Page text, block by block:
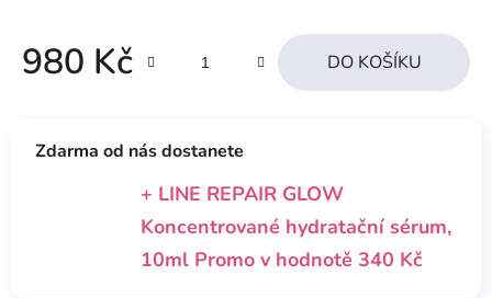
980 Kč DO KOŠÍKU
Zdarma od nás dostanete
+ LINE REPAIR GLOW
Koncentrované hydratační sérum,
10ml Promo v hodnotě 340 Kč